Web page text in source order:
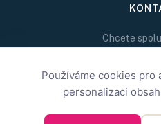
Chcete
Používáme cookies pro
personalizaci